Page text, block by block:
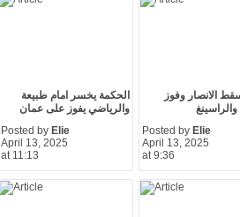
الحكمة يخسر امام طبيعة
والرياضي يفوز على عمان
Posted by Elie
April 13, 2025
at 11:13
الانصار وفوز
Posted by Elie
April 13, 2025
at 9:36